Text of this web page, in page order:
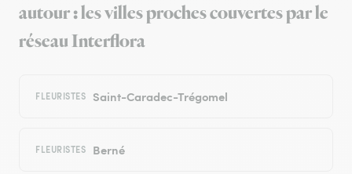
autour : les villes proches couvertes par le
réseau Interflora
FLEURISTES Saint-Caradec-Trégomel
FLEURISTES Berné